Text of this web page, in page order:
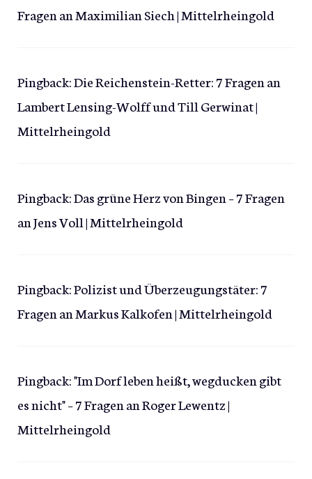
Fragen an Maximilian Siech | Mittelrheingold
Pingback:Die Reichenstein-Retter: 7 Fragen an
Lambert Lensing-Wolff und Till Gerwinat |
Mittelrheingold
Pingback:Das grüne Herz von Bingen – 7 Fragen
an Jens Voll | Mittelrheingold
Pingback:Polizist und Überzeugungstäter: 7
Fragen an Markus Kalkofen | Mittelrheingold
Pingback:"Im Dorf leben heißt, wegducken gibt
es nicht" – 7 Fragen an Roger Lewentz |
Mittelrheingold